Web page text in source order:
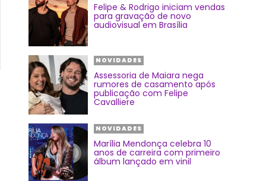
Felipe & Rodrigo iniciam vendas
para gravação de novo
audiovisual em Brasília
NOVIDADES
Assessoria de Maiara nega
rumores de casamento após
publicação com Felipe
Cavalliere
NOVIDADES
Marília Mendonça celebra 10
anos de carreira com primeiro
álbum lançado em vinil